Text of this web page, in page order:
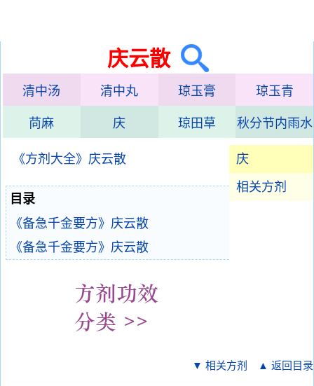
庆云散
清中汤 清中丸 琼玉膏 琼玉青
苘麻 庆 琼田草 秋分节内雨水
庆
相关方剂
《方剂大全》庆云散
目录
《备急千金要方》庆云散
《备急千金要方》庆云散
▼ 相关方剂 ▲ 返回目录